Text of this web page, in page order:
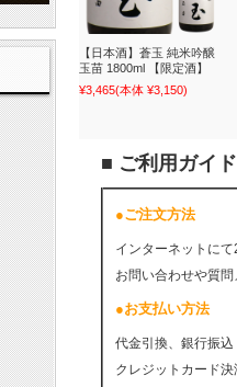
【日本酒】蒼玉 純米吟醸
玉苗 1800ml 【限定酒】
¥3,465(本体 ¥3,150)
■ ご利用ガイド
●ご注文方法
インターネットにて
お問い合わせや質問
●お支払い方法
代金引換、銀行振込
クレジットカード決